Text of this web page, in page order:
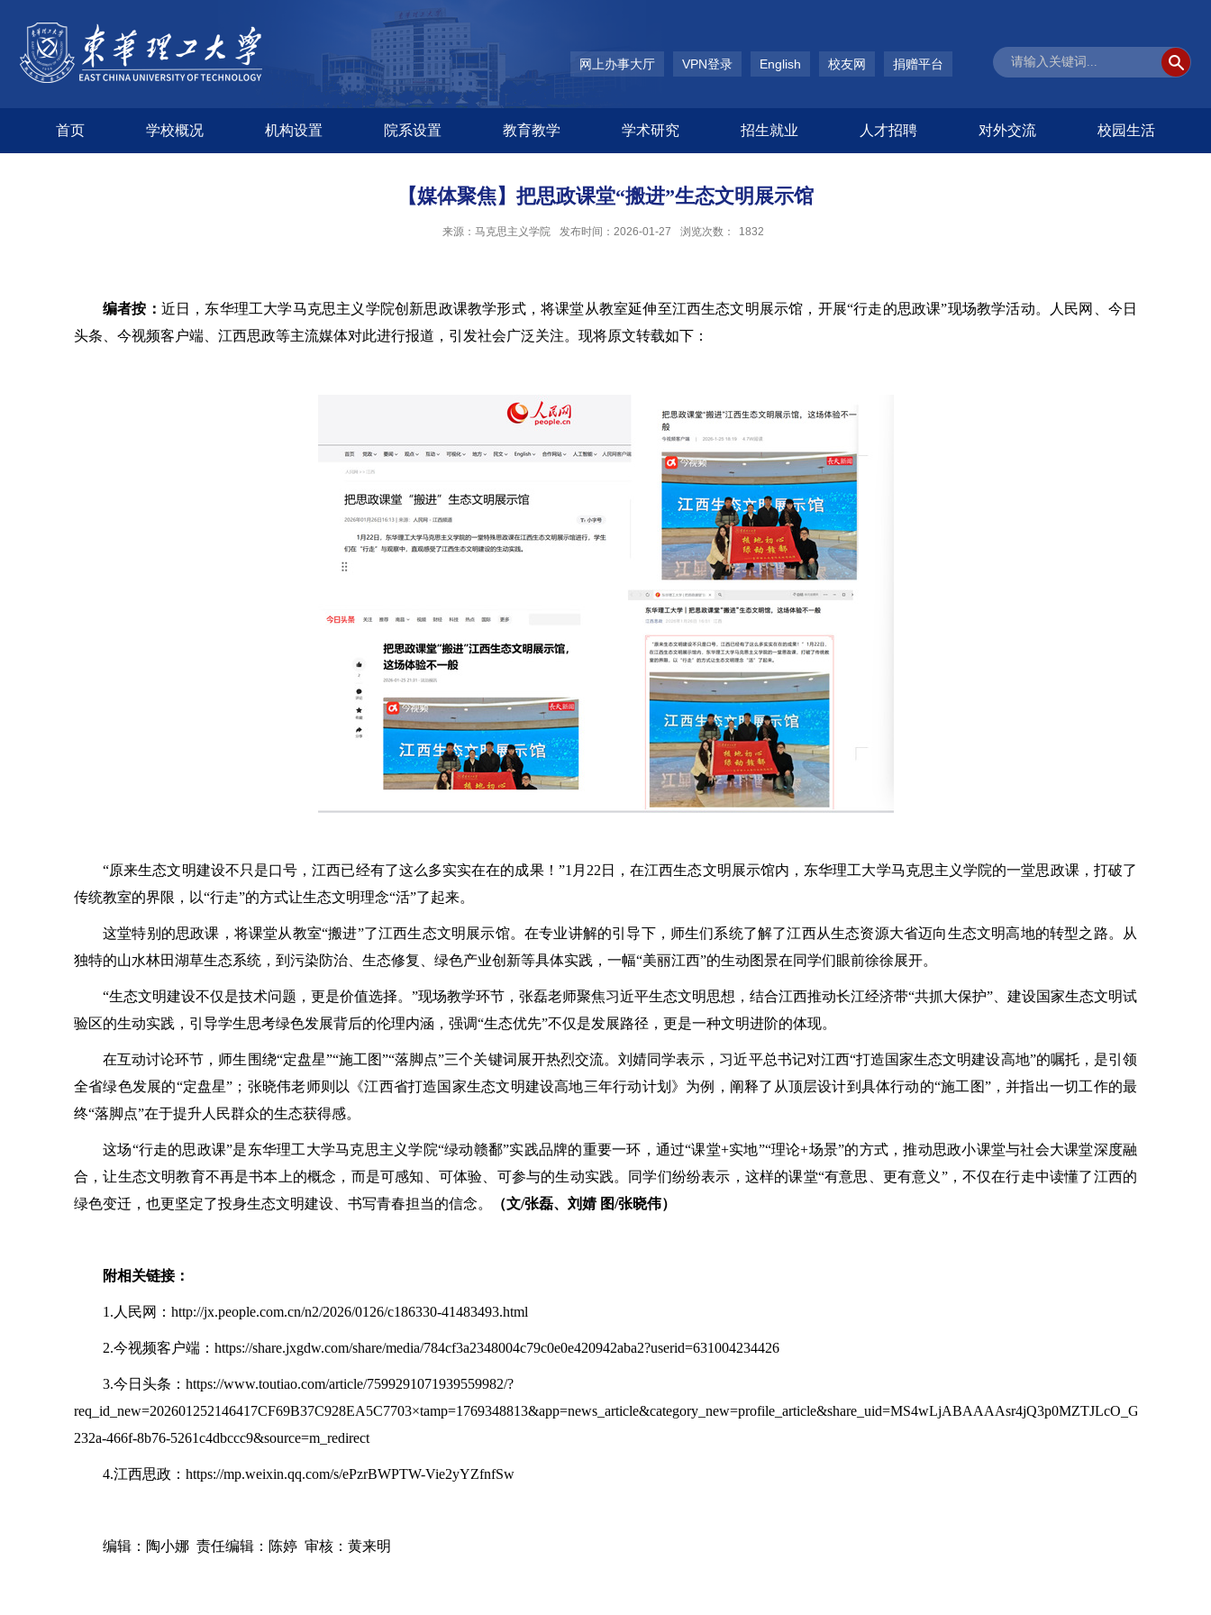
网上办事大厅 VPN登录 English 校友网 捐赠平台
首页 学校概况 机构设置 院系设置 教育教学 学术研究 招生就业 人才招聘 对外交流 校园生活
【媒体聚焦】把思政课堂“搬进”生态文明展示馆
来源：马克思主义学院 发布时间：2026-01-27 浏览次数： 1832
编者按： 近日，东华理工大学马克思主义学院创新思政课教学形式，将课堂从教室延伸至江西生态文明展示馆，开展“行走的思政课”现场教学活动。人民网、 今日
头条、 今视频客户端 、江西思政等主流媒体对此进行报道，引发社会广泛关注。现将原文转载如下：
“原来生态文明建设不只是口号，江西已经有了这么多实实在在的成果！”1月22日，在江西生态文明展示馆内，东华理工大学马克思主义学院的一堂思政课，打破了
传统教室的界限，以“行走”的方式让生态文明理念“活”了起来。
这堂特别的思政课，将课堂从教室“搬进”了江西生态文明展示馆。在专业讲解的引导下，师生们系统了解了江西从生态资源大省迈向生态文明高地的转型之路。从
独特的山水林田湖草生态系统，到污染防治、生态修复、绿色产业创新等具体实践，一幅“美丽江西”的生动图景在同学们眼前徐徐展开。
“生态文明建设不仅是技术问题，更是价值选择。”现场教学环节，张磊老师聚焦习近平生态文明思想，结合江西推动长江经济带“共抓大保护”、建设国家生态文明试
验区的生动实践，引导学生思考绿色发展背后的伦理内涵，强调“生态优先”不仅是发展路径，更是一种文明进阶的体现。
在互动讨论环节，师生围绕“定盘星”“施工图”“落脚点”三个关键词展开热烈交流。刘婧同学表示，习近平总书记对江西“打造国家生态文明建设高地”的嘱托，是引领
全省绿色发展的“定盘星”；张晓伟老师则以《江西省打造国家生态文明建设高地三年行动计划》为例，阐释了从顶层设计到具体行动的“施工图”，并指出一切工作的最
终“落脚点”在于提升人民群众的生态获得感。
这场“行走的思政课”是东华理工大学马克思主义学院“绿动赣鄱”实践品牌的重要一环，通过“课堂+实地”“理论+场景”的方式，推动思政小课堂与社会大课堂深度融
合，让生态文明教育不再是书本上的概念，而是可感知、可体验、可参与的生动实践。同学们纷纷表示，这样的课堂“有意思、更有意义”，不仅在行走中读懂了江西的
绿色变迁，也更坚定了投身生态文明建设、书写青春担当的信念。
（文/张磊、刘婧 图/张晓伟）
附相关链接：
1. 人民网 ： http://jx.people.com.cn/n2/2026/0126/c186330-41483493.html
2.今视频客户端： https://share.jxgdw.com/share/media/784cf3a2348004c79c0e0e420942aba2?userid=631004234426
3.今日头条：https://www.toutiao.com/article/7599291071939559982/?
232a-466f-8b76-5261c4dbccc9&source=m_redirect
4.江西思政：https://mp.weixin.qq.com/s/ePzrBWPTW-Vie2yYZfnfSw
编辑：陶小娜 责任编辑：陈婷 审核：黄来明